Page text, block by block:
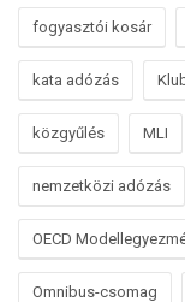
fogyasztói kosár
kata adózás
közgyűlés MLI
nemzetközi adózás
OECD
Omnibus-csomag